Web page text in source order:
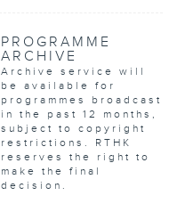
PROGRAMME
ARCHIVE
Archive service will
be available for
programmes broadcast
in the past 12 months,
subject to copyright
restrictions. RTHK
reserves the right to
make the final
decision.